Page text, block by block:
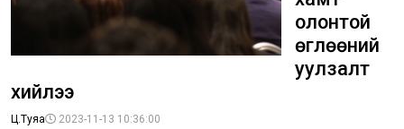
олонтой
өглөөний
уулзалт
хийлээ
Ц.Туяа 2023-11-13 10:36:00